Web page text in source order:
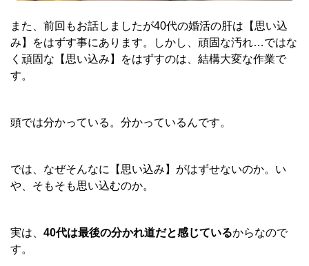
また、前回もお話しましたが40代の婚活の肝は【思い込
み】をはずす事にあります。しかし、頑固な汚れ…ではな
く頑固な【思い込み】をはずすのは、結構大変な作業で
す。
頭では分かっている。分かっているんです。
では、なぜそんなに【思い込み】がはずせないのか。い
や、そもそも思い込むのか。
実は、 40代は最後の分かれ道だと感じているからなので
す。